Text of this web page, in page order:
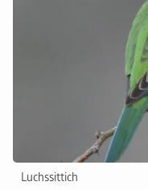
Luchssittich